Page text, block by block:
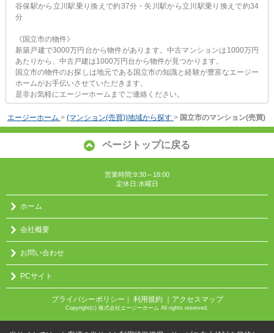
谷保駅から立川駅乗り換えで約37分・矢川駅から立川駅乗り換えで約34
分
《国立市の物件》
新築戸建で3000万円台から物件があります。中古マンションは1000万円
あたりから、中古戸建は1000万円台から物件が見つかります。
国立市の物件のお探しは地元である国立市の知識と経験が豊富なエージー
ホームがお手伝いさせていただきます。
是非お気軽にエージーホームまでご連絡ください。
エージーホーム > (マンション(売買))地域から探す > 国立市のマンション(売買)
ページトップに戻る
営業時間:9:30～18:00
定休日:水曜日
ホーム
会社概要
お問い合わせ
PCサイト
プライバシーポリシー ｜ 利用規約 ｜アクセスマップ
Copyright(c) 株式会社エージーホーム All rights reserved.